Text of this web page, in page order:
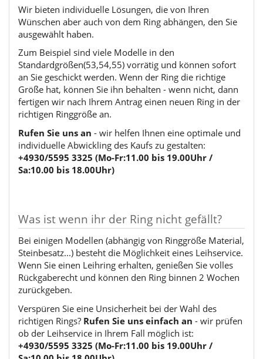
Wir bieten individuelle Lösungen, die von Ihren
Wünschen aber auch von dem Ring abhängen, den Sie
ausgewählt haben.
Zum Beispiel sind viele Modelle in den
Standardgrößen(53,54,55) vorrätig und können sofort
an Sie geschickt werden. Wenn der Ring die richtige
Größe hat, können Sie ihn behalten - wenn nicht, dann
fertigen wir nach Ihrem Antrag einen neuen Ring in der
richtigen Ringgröße an.
Rufen Sie uns an - wir helfen Ihnen eine optimale und
individuelle Abwickling des Kaufs zu gestalten:
+4930/5595 3325 (Mo-Fr:11.00 bis 19.00Uhr /
Sa:10.00 bis 18.00Uhr)
Was ist wenn ihr der Ring nicht gefällt?
Bei einigen Modellen (abhängig von Ringgröße Material,
Steinbesatz...) besteht die Möglichkeit eines Leihservice.
Wenn Sie einen Leihring erhalten, genießen Sie volles
Rückgaberecht und können den Ring binnen 2 Wochen
zurückgeben.
Verspüren Sie eine Unsicherheit bei der Wahl des
richtigen Rings? Rufen Sie uns einfach an - wir prüfen
ob der Leihservice in Ihrem Fall möglich ist:
+4930/5595 3325 (Mo-Fr:11.00 bis 19.00Uhr /